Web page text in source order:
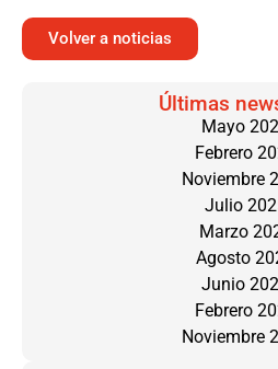
Volver a noticias
Últimas
Mayo
Febrero
Noviembre
Julio
Marzo
Agosto
Junio
Febrero
Noviembre